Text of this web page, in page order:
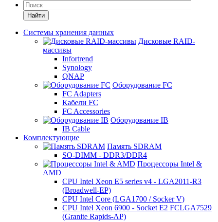
Найти
Системы хранения данных
Дисковые RAID-
массивы
Infortrend
Synology
QNAP
Оборудование FC
FC Adapters
Кабели FC
FC Accessories
Оборудование IB
IB Cable
Комплектующие
Память SDRAM
SO-DIMM - DDR3/DDR4
Процессоры Intel &
AMD
CPU Intel Xeon E5 series v4 - LGA2011-R3
(Broadwell-EP)
CPU Intel Core (LGA1700 / Socker V)
CPU Intel Xeon 6900 - Socket E2 FCLGA7529
(Granite Rapids-AP)